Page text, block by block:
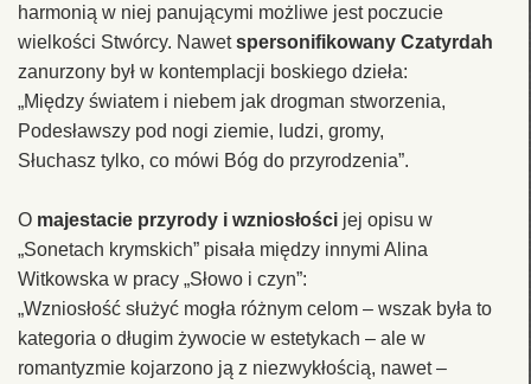
harmonią w niej panującymi możliwe jest poczucie
wielkości Stwórcy. Nawetspersonifikowany Czatyrdah
zanurzony był w kontemplacji boskiego dzieła:
„Między światem i niebem jak drogman stworzenia,
Podesławszy pod nogi ziemie, ludzi, gromy,
Słuchasz tylko, co mówi Bóg do przyrodzenia”.
O majestacie przyrody i wzniosłości jej opisu w
„Sonetach krymskich” pisała między innymi Alina
Witkowska w pracy „Słowo i czyn”:
„Wzniosłość służyć mogła różnym celom – wszak była to
kategoria o długim żywocie w estetykach – ale w
romantyzmie kojarzono ją z niezwykłością, nawet –